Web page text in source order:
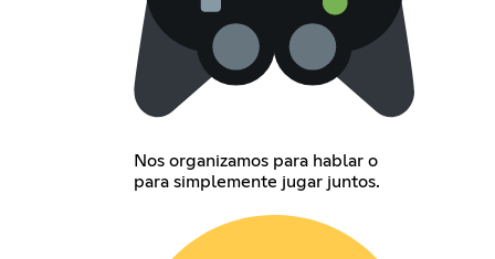
Nos organizamos para hablar o
para simplemente jugar juntos.